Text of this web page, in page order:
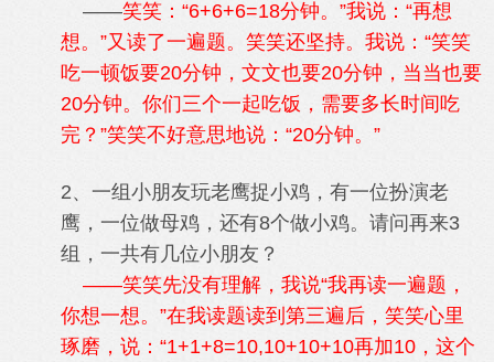
——笑笑：“6+6+6=18分钟。”我说：“再想
想。”又读了一遍题。笑笑还坚持。我说：“笑笑
吃一顿饭要20分钟，文文也要20分钟，当当也要
20分钟。你们三个一起吃饭，需要多长时间吃
完？”笑笑不好意思地说：“20分钟。”
2、一组小朋友玩老鹰捉小鸡，有一位扮演老
鹰，一位做母鸡，还有8个做小鸡。请问再来3
组，一共有几位小朋友？
——笑笑先没有理解，我说“我再读一遍题，
你想一想。”在我读题读到第三遍后，笑笑心里
琢磨，说：“1+1+8=10,10+10+10再加10，这个